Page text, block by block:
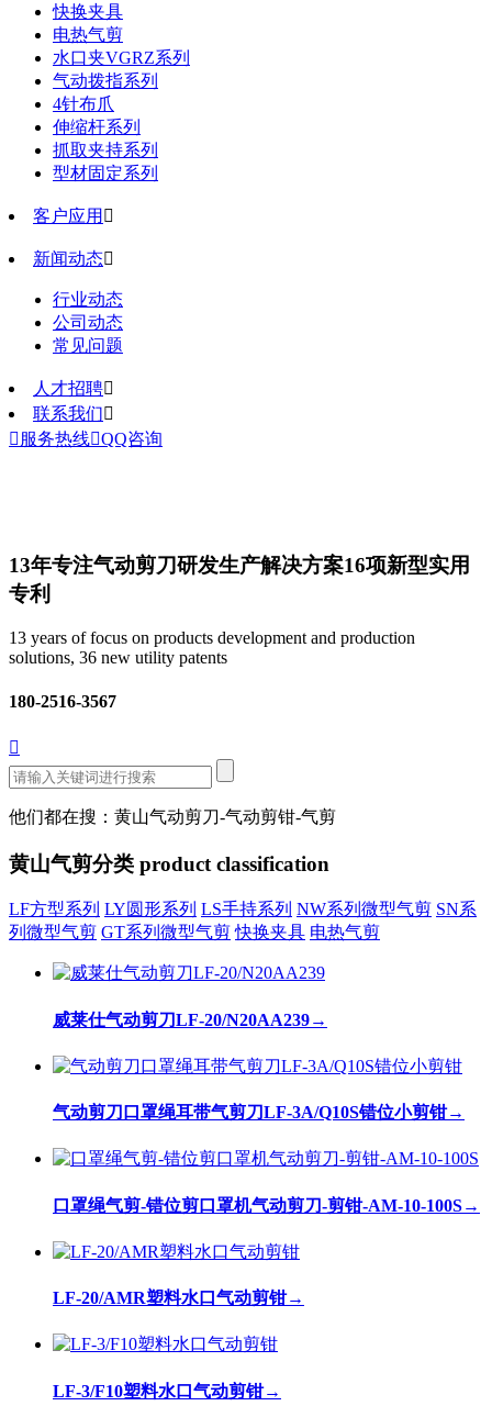
快换夹具
电热气剪
水口夹VGRZ系列
气动拨指系列
4针布爪
伸缩杆系列
抓取夹持系列
型材固定系列
客户应用 
新闻动态
行业动态
公司动态
常见问题
人才招聘
联系我们
 服务热线QQ咨询
13年专注气动剪刀研发生产解决方案16项新型实用
专利
13 years of focus on products development and production
solutions, 36 new utility patents
180-2516-3567

他们都在搜：黄山气动剪刀-气动剪钳-气剪
黄山气剪分类 product classification
LF方型系列 LY圆形系列 LS手持系列 NW系列微型气剪 SN系
列微型气剪 GT系列微型气剪 快换夹具 电热气剪
威莱仕气动剪刀LF-20/N20AA239→
气动剪刀口罩绳耳带气剪刀LF-3A/Q10S错位小剪钳→
口罩绳气剪-错位剪口罩机气动剪刀-剪钳-AM-10-100S→
LF-20/AMR塑料水口气动剪钳→
LF-3/F10塑料水口气动剪钳→